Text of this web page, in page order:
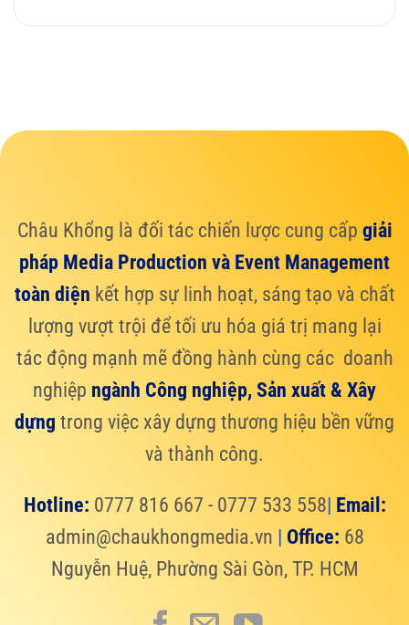
Châu Khổng là đối tác chiến lược cung cấp giải
pháp Media Production và Event Management
toàn diện kết hợp sự linh hoạt, sáng tạo và chất
lượng vượt trội để tối ưu hóa giá trị mang lại
tác động mạnh mẽ đồng hành cùng các doanh
nghiệp ngành Công nghiệp, Sản xuất & Xây
dựng trong việc xây dựng thương hiệu bền vững
và thành công.
Hotline: 0777 816 667 - 0777 533 558| Email:
admin@chaukhongmedia.vn | Office: 68
Nguyễn Huệ, Phường Sài Gòn, TP. HCM